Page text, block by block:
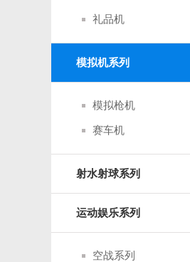
礼品机
模拟机系列
模拟枪机
赛车机
射水射球系列
运动娱乐系列
空战系列